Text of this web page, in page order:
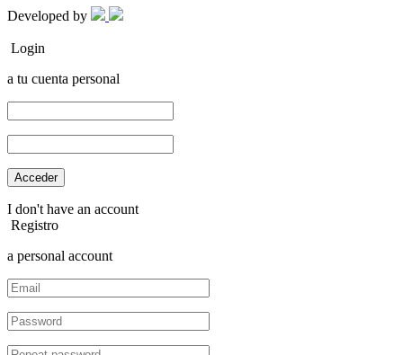
Developed by
Login
a tu cuenta personal
I don't have an account
Registro
a personal account